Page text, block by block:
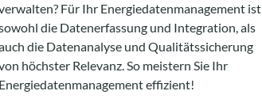
Für Ihr Energiedatenmanagement ist
die Datenerfassung und Integration, als
die Datenanalyse und Qualitätssicherung
höchster Relevanz. So meistern Sie Ihr
Energiedatenmanagement effizient!